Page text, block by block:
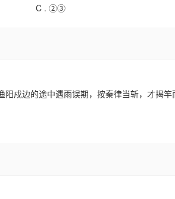
C . ②③
戍边的途中遇雨误期，按秦律当斩，才揭